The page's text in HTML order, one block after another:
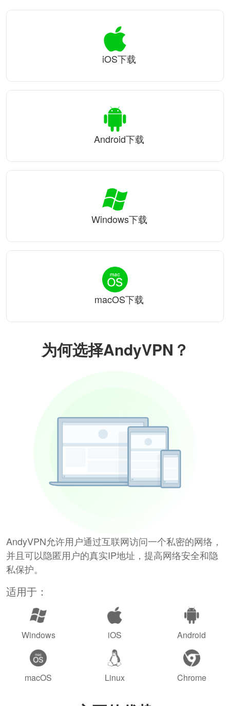
为何选择AndyVPN？
AndyVPN允许用户通过互联网访问一个私密的网络，
并且可以隐匿用户的真实IP地址，提高网络安全和隐
私保护。
适用于：
Windows iOS Android
macOS Linux Chrome
iOS下载
Android下载
Windows下载
macOS下载